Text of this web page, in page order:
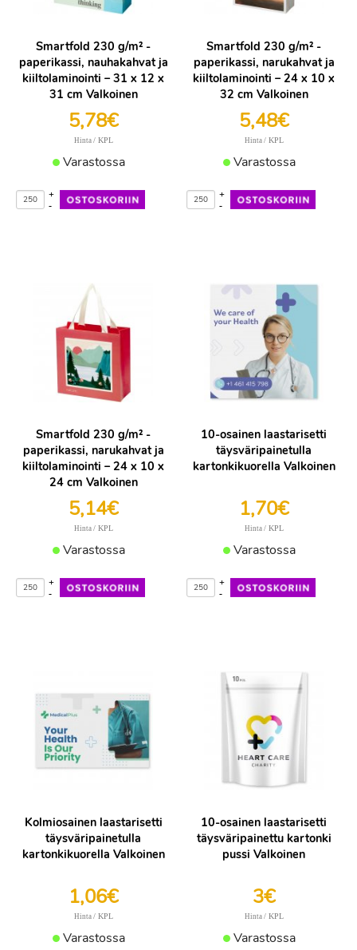
Smartfold 230 g/m² -
paperikassi, nauhakahvat ja
kiiltolaminointi – 31 x 12 x
31 cm Valkoinen
5,78€
Hinta / KPL
Varastossa
-
+
Smartfold 230 g/m² -
paperikassi, narukahvat ja
kiiltolaminointi – 24 x 10 x
32 cm Valkoinen
5,48€
Hinta / KPL
Varastossa
-
+
Smartfold 230 g/m² -
paperikassi, narukahvat ja
kiiltolaminointi – 24 x 10 x
24 cm Valkoinen
5,14€
Hinta / KPL
Varastossa
-
+
10-osainen laastarisetti
täysväripainetulla
kartonkikuorella Valkoinen
1,70€
Hinta / KPL
Varastossa
-
+
Kolmiosainen laastarisetti
täysväripainetulla
kartonkikuorella Valkoinen
1,06€
Hinta / KPL
Varastossa
10-osainen laastarisetti
täysväripainettu kartonki
pussi Valkoinen
3€
Hinta / KPL
Varastossa